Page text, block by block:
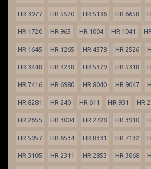
HR 3977 HR 5520 HR 5136 HR 6658
HR 1720 HR 965 HR 1004 HR 1041
HR 1645 HR 1265 HR 4578 HR 2526
HR 3448 HR 4238 HR 5379 HR 5318
HR 7416 HR 6980 HR 8040 HR 9047
HR 8281 HR 240 HR 611 HR 931 HR
HR 2655 HR 3004 HR 2728 HR 3910
HR 5957 HR 6534 HR 8331 HR 7132
HR 3105 HR 2311 HR 2853 HR 3068